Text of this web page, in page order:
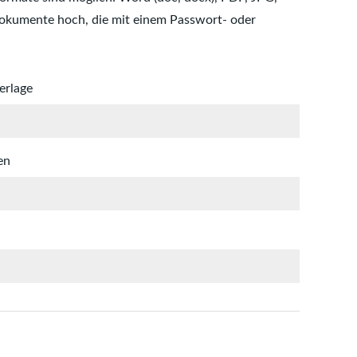
hoch, die mit einem Passwort- oder